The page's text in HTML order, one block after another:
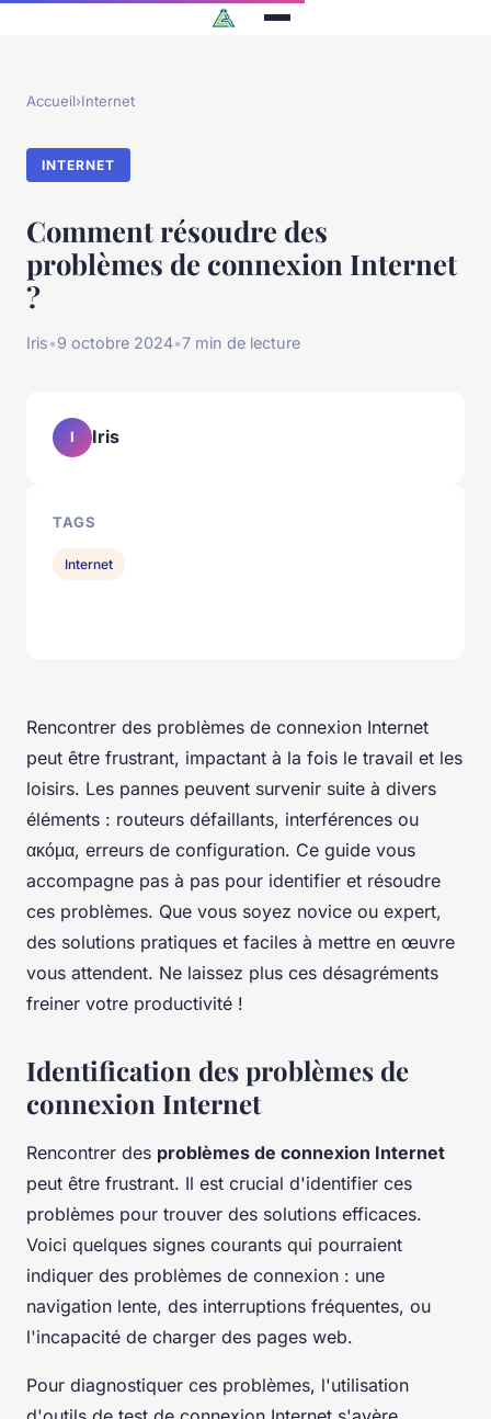
Accueil›Internet
INTERNET
Comment résoudre des
problèmes de connexion Internet
?
Iris•9 octobre 2024•7 min de lecture
Rencontrer des problèmes de connexion Internet
peut être frustrant, impactant à la fois le travail et les
loisirs. Les pannes peuvent survenir suite à divers
éléments : routeurs défaillants, interférences ou
ακόμα, erreurs de configuration. Ce guide vous
accompagne pas à pas pour identifier et résoudre
ces problèmes. Que vous soyez novice ou expert,
des solutions pratiques et faciles à mettre en œuvre
vous attendent. Ne laissez plus ces désagréments
freiner votre productivité !
Identification des problèmes de
connexion Internet
Rencontrer des problèmes de connexion Internet
peut être frustrant. Il est crucial d'identifier ces
problèmes pour trouver des solutions efficaces.
Voici quelques signes courants qui pourraient
indiquer des problèmes de connexion : une
navigation lente, des interruptions fréquentes, ou
l'incapacité de charger des pages web.
Pour diagnostiquer ces problèmes, l'utilisation
I Iris
TAGS
Internet